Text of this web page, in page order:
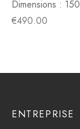
Dimensions :
€490.00
ENTREPRISE